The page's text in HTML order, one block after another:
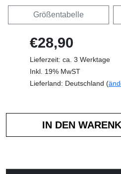
Größentabelle
€28,90
Lieferzeit: ca. 3 Werktage
Inkl. 19% MwST
Lieferland: Deutschland (